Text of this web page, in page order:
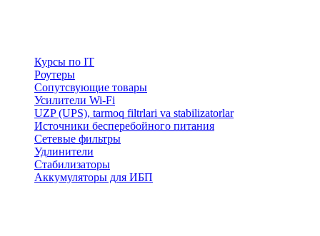
Курсы по IT
Роутеры
Сопутсвующие товары
Усилители Wi-Fi
UZP (UPS), tarmoq filtrlari va stabilizatorlar
Источники бесперебойного питания
Сетевые фильтры
Удлинители
Стабилизаторы
Аккумуляторы для ИБП